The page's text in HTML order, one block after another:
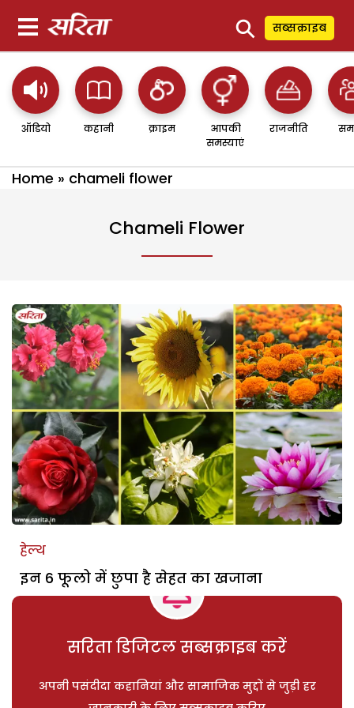
⚲ सब्सक्राइब
ऑडियो कहानी क्राइम
आपकी
समस्याएं
राजनीति
Home » chameli flower
Chameli Flower
हेल्थ
इन 6 फूलो में छुपा है सेहत का खजाना
सरिता डिजिटल सब्सक्राइब करें
अपनी पसंदीदा कहानियां और सामाजिक मुद्दों से जुड़ी हर